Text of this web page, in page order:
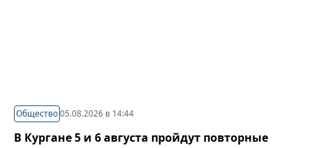
Общество05.08.2026 в 14:44
В Кургане 5 и 6 августа пройдут повторные